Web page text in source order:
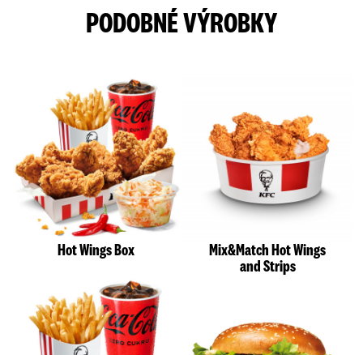
PODOBNÉ VÝROBKY
Hot Wings Box
Mix&Match Hot Wings
and Strips